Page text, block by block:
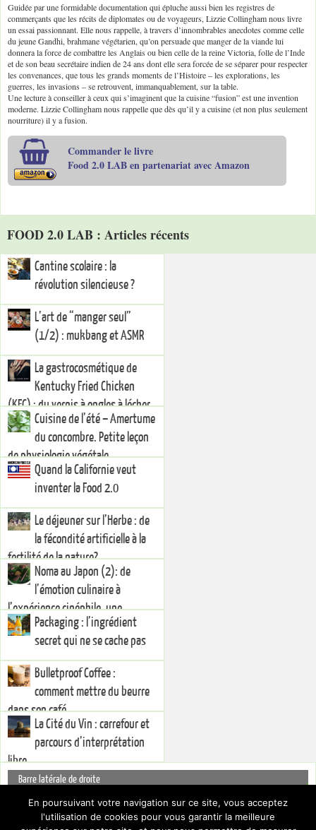
Guidée par une formidable documentation qui épluche aussi bien les registres de
commerçants que les récits de diplomates ou de voyageurs, Lizzie Collingham nous livre
un essai passionnant. Elle nous rappelle, à travers d’innombrables anecdotes comme celle
du jeune Gandhi, brahmane végétarien, qu’on persuade que manger de la viande lui
donnera la force de combattre les Anglais ou bien celle de la reine Victoria, folle de l’Inde
et de son beau secrétaire indien de 24 ans dont elle sera forcée de se séparer pour respecter
les convenances, que tous les grands moments de l’Histoire – les explorations, les
guerres, les invasions – se retrouvent, immanquablement, sur la table.
Une lecture à conseiller à ceux qui s’imaginent que la cuisine “fusion” est une invention
moderne. Lizzie Collingham nous rappelle que dès qu’il y a cuisine (et non plus seulement
nourriture) il y a fusion.
Commander le livre
Food 2.0 LAB en partenariat avec Amazon
FOOD 2.0 LAB : Articles récents
Cantine scolaire : la
révolution silencieuse ?
L’art de “manger seul”
(1/2) : mukbang et ASMR
La gastrocosmétique de
Kentucky Fried Chicken
(KFC) : du vernis à ongles à lécher
Cuisine de l’été – Amertume
du concombre. Petite leçon
de physiologie végétale.
Quand la Californie veut
inventer la Food 2.0
Le déjeuner sur l’Herbe : de
la fécondité artificielle à la
fertilité de la nature?
Noma au Japon (2): de
l’émotion culinaire à
l’expérience cinéphile, une
injonction à la créativité
Packaging : l’ingrédient
secret qui ne se cache pas
Bulletproof Coffee :
comment mettre du beurre
dans son café
La Cité du Vin : carrefour et
parcours d’interprétation
libre
Barre latérale de droite
You currently have no widgets set in the right sidebar. You can add
widgets via theDashboard.
En poursuivant votre navigation sur ce site, vous acceptez
l'utilisation de cookies pour vous garantir la meilleure